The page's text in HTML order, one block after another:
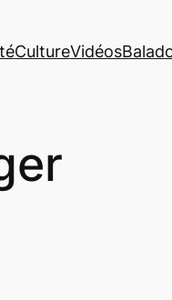
CultureVidéos